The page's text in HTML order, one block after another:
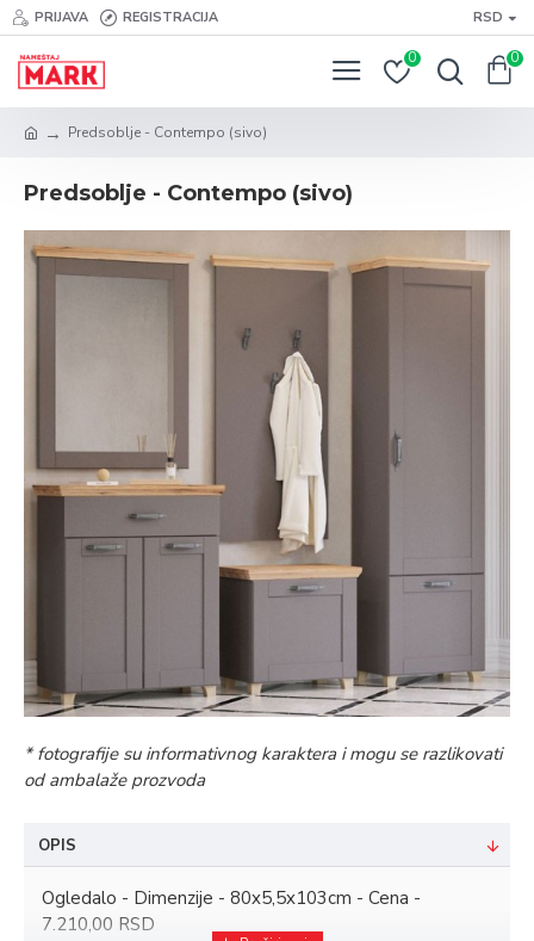
PRIJAVA REGISTRACIJA RSD
0 0
Predsoblje - Contempo (sivo)
Predsoblje - Contempo (sivo)
* fotografije su informativnog karaktera i mogu se razlikovati
od ambalaže prozvoda
OPIS
Ogledalo - Dimenzije - 80x5,5x103cm - Cena -
7.210,00 RSD